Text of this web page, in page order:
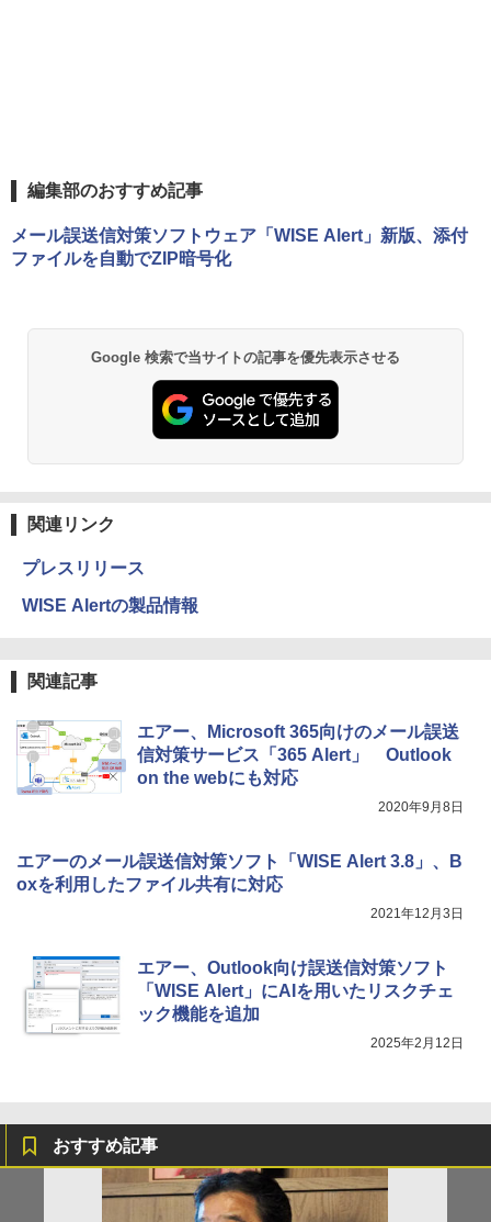
編集部のおすすめ記事
メール誤送信対策ソフトウェア「WISE Alert」新版、添付
ファイルを自動でZIP暗号化
Google 検索で当サイトの記事を優先表示させる
関連リンク
プレスリリース
WISE Alertの製品情報
関連記事
エアー、Microsoft 365向けのメール誤送
信対策サービス「365 Alert」 Outlook
on the webにも対応
2020年9月8日
エアーのメール誤送信対策ソフト「WISE Alert 3.8」、B
oxを利用したファイル共有に対応
2021年12月3日
エアー、Outlook向け誤送信対策ソフト
「WISE Alert」にAIを用いたリスクチェ
ック機能を追加
2025年2月12日
おすすめ記事